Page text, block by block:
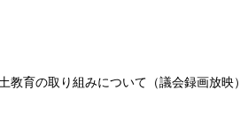
教育の取り組みについて（議会録画放映）